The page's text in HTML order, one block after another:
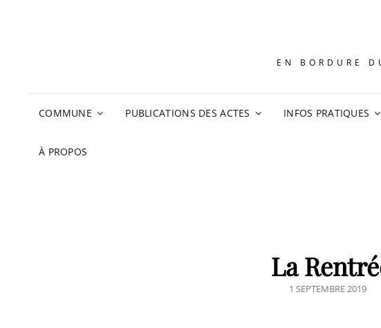
EN BORDURE
COMMUNE PUBLICATIONS DES ACTES INFOS PRATIQUES
À PROPOS
La
POSTED
1 SEPTEMBRE 2019